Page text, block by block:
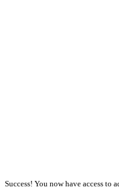
Success! You now have access to